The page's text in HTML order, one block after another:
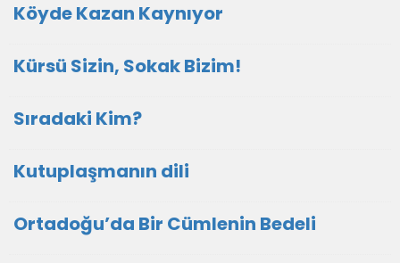
Köyde Kazan Kaynıyor
Kürsü Sizin, Sokak Bizim!
Sıradaki Kim?
Kutuplaşmanın dili
Ortadoğu’da Bir Cümlenin Bedeli